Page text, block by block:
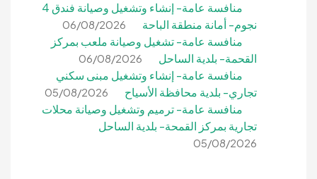
منافسة عامة- إنشاء وتشغيل وصيانة فندق 4
نجوم- أمانة منطقة الباحة
06/08/2026
منافسة عامة- تشغيل وصيانة ملعب بمركز
القحمة- بلدية الساحل
06/08/2026
منافسة عامة- إنشاء وتشغيل مبنى سكني
تجاري- بلدية محافظة الأسياح
05/08/2026
منافسة عامة- ترميم وتشغيل وصيانة محلات
تجارية بمركز القمحة- بلدية الساحل
05/08/2026